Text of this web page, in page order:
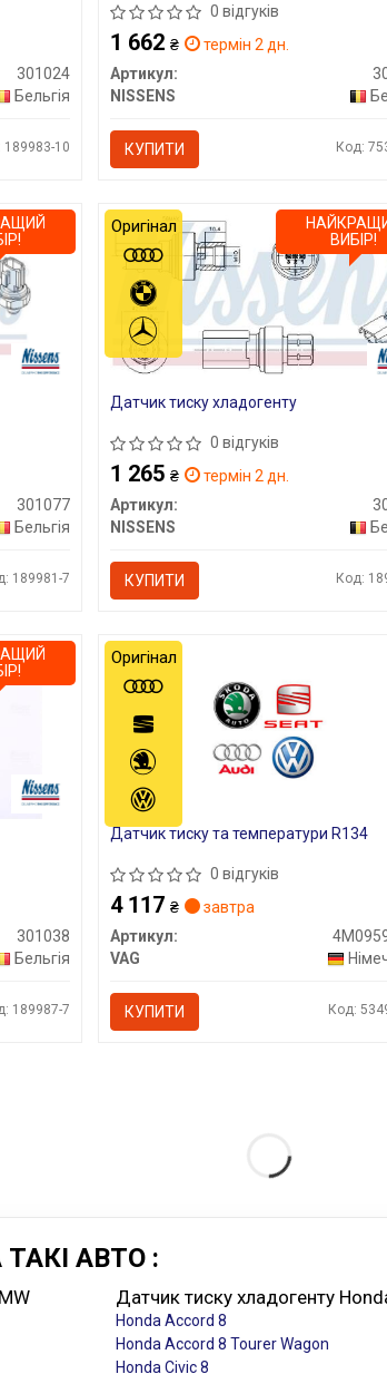
301024
Бельгія
189983-10
0 відгуків
1 662₴
термін 2 дн.
Артикул:
NISSENS
КУПИТИ Код:
301077
Бельгія
189981-7
Датчик тиску хладогенту
0 відгуків
1 265₴
термін 2 дн.
Артикул:
NISSENS
КУПИТИ Код:
ВИБІР!
Оригінал
301038
Бельгія
189987-7
Датчик тиску та температури R134
0 відгуків
4 117₴
завтра
Артикул:
VAG
КУПИТИ Код:
Оригінал
АВТО :
Датчик тиску хладогенту
Honda Accord 8
Honda Accord 8 Tourer Wagon
Honda Civic 8